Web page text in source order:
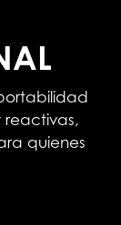
reactivas,
quienes